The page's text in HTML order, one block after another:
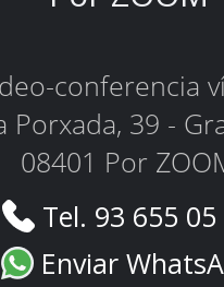
conferencia
Porxada, 39 -
08401 Por
Tel. 93 655
Enviar